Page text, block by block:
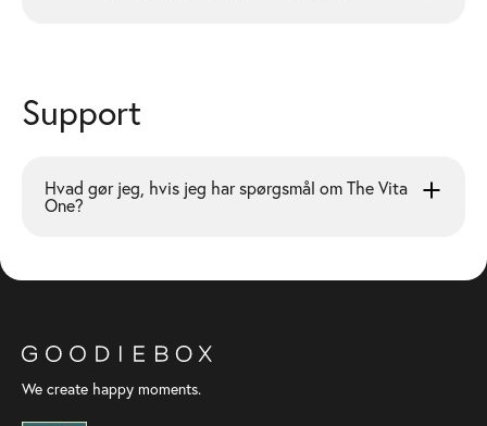
Support
Hvad gør jeg, hvis jeg har spørgsmål om The Vita
One?
We create happy moments.